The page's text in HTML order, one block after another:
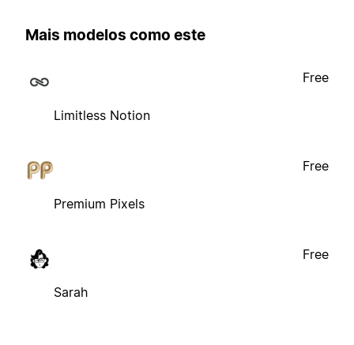
Mais modelos como este
Limitless Notion
Free
Premium Pixels
Free
Sarah
Free